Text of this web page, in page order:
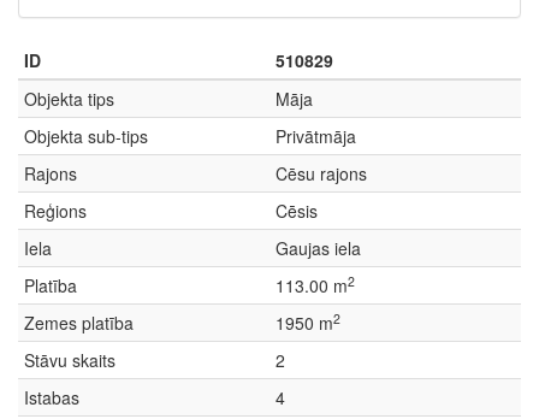
ID
510829
Objekta tips
Māja
Objekta sub-tips
Privātmāja
Rajons
Cēsu rajons
Reģions
Cēsis
Iela
Gaujas iela
Platība
113.00 m2
Zemes platība 1950 m2
Stāvu skaits
2
Istabas
4